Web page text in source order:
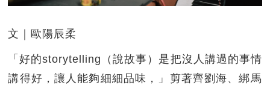
文｜歐陽辰柔
「好的storytelling（說故事）是把沒人講過的事情
講得好，讓人能夠細細品味，」剪著齊劉海、綁馬